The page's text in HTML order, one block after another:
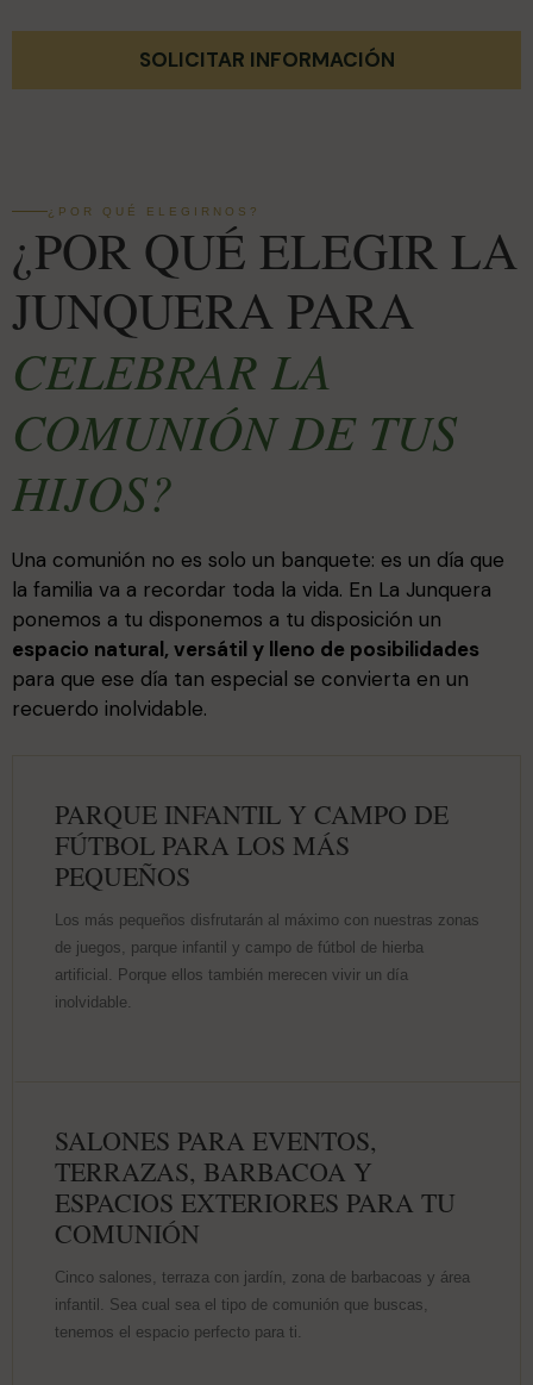
SOLICITAR INFORMACIÓN
¿POR QUÉ ELEGIRNOS?
¿POR QUÉ ELEGIR LA
JUNQUERA PARA
CELEBRAR LA
COMUNIÓN DE TUS
HIJOS?
Una comunión no es solo un banquete: es un día que
la familia va a recordar toda la vida. En La Junquera
ponemos a tu disponemos a tu disposición un
espacio natural, versátil y lleno de posibilidades
para que ese día tan especial se convierta en un
recuerdo inolvidable.
PARQUE INFANTIL Y CAMPO DE
FÚTBOL PARA LOS MÁS
PEQUEÑOS
Los más pequeños disfrutarán al máximo con nuestras zonas
de juegos, parque infantil y campo de fútbol de hierba
artificial. Porque ellos también merecen vivir un día
inolvidable.
SALONES PARA EVENTOS,
TERRAZAS, BARBACOA Y
ESPACIOS EXTERIORES PARA TU
COMUNIÓN
Cinco salones, terraza con jardín, zona de barbacoas y área
infantil. Sea cual sea el tipo de comunión que buscas,
tenemos el espacio perfecto para ti.